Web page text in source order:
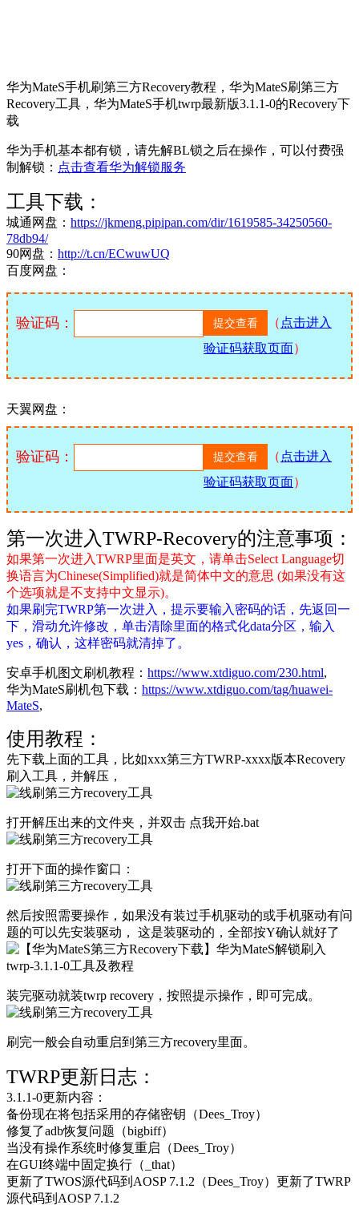
华为MateS手机刷第三方Recovery教程，华为MateS刷第三方
Recovery工具，华为MateS手机twrp最新版3.1.1-0的Recovery下
载
华为手机基本都有锁，请先解BL锁之后在操作，可以付费强
制解锁： 点击查看华为解锁服务
工具下载：
城通网盘： https://jkmeng.pipipan.com/dir/1619585-34250560-
78db94/
90网盘： http://t.cn/ECwuwUQ
百度网盘：
验证码： （ 点击进入
验证码获取页面）
天翼网盘：
验证码： （ 点击进入
验证码获取页面）
第一次进入TWRP-Recovery的注意事项：
如果第一次进入TWRP里面是英文，请单击Select Language切
换语言为Chinese(Simplified)就是简体中文的意思 (如果没有这
个选项就是不支持中文显示)。
如果刷完TWRP第一次进入，提示要输入密码的话，先返回一
下，滑动允许修改，单击清除里面的格式化data分区，输入
yes，确认，这样密码就清掉了。
安卓手机图文刷机教程： https://www.xtdiguo.com/230.html,
华为MateS刷机包下载： https://www.xtdiguo.com/tag/huawei-
MateS,
使用教程：
先下载上面的工具，比如xxx第三方TWRP-xxxx版本Recovery
刷入工具，并解压，
打开解压出来的文件夹，并双击 点我开始.bat
打开下面的操作窗口：
然后按照需要操作，如果没有装过手机驱动的或手机驱动有问
题的可以先安装驱动， 这是装驱动的，全部按Y确认就好了
装完驱动就装twrp recovery，按照提示操作，即可完成。
刷完一般会自动重启到第三方recovery里面。
TWRP更新日志：
3.1.1-0更新内容：
备份现在将包括采用的存储密钥（Dees_Troy）
修复了adb恢复问题（bigbiff）
当没有操作系统时修复重启（Dees_Troy）
在GUI终端中固定换行（_that）
更新了TWOS源代码到AOSP 7.1.2（Dees_Troy）更新了TWRP
源代码到AOSP 7.1.2